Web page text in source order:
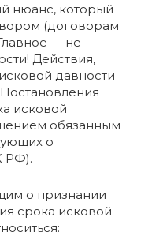
нюанс, который
(договорам
— не
Действия,
давности
исковой
обязанным
о
РФ).
о признании
срока исковой